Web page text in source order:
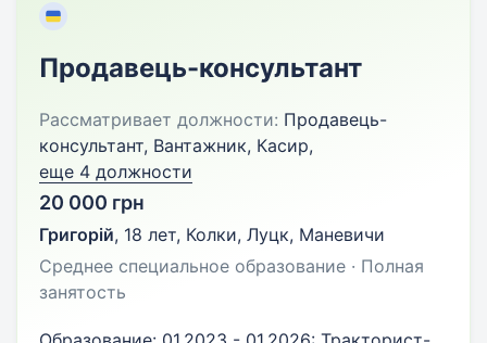
Продавець-консультант
Рассматривает должности: Продавець-
консультант, Вантажник, Касир,
еще 4 должности
20 000 грн
Григорій, 18 лет, Колки, Луцк, Маневичи
Среднее специальное образование · Полная
занятость